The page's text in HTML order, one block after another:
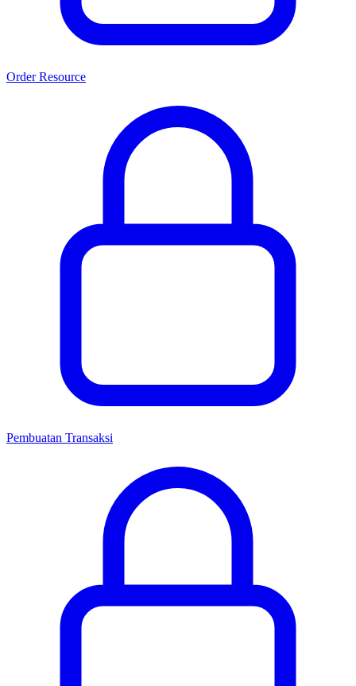
Order Resource
Pembuatan Transaksi